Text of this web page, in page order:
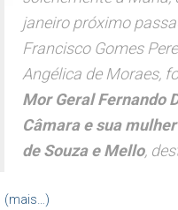
janeiro próximo
Francisco Gomes
Angélica de Moraes,
Mor Geral Fernando
Câmara e sua
de Souza e Mello,
(mais…)